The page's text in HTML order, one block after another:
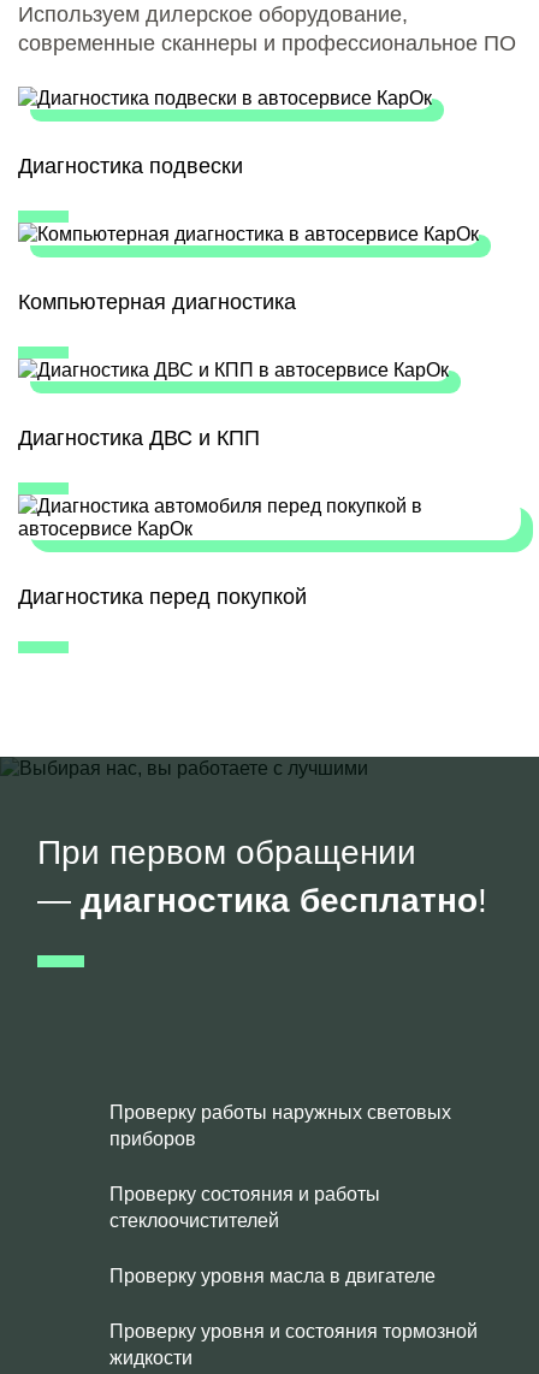
Используем дилерское оборудование,
современные сканнеры и профессиональное ПО
Диагностика подвески
Компьютерная диагностика
Диагностика ДВС и КПП
Диагностика перед покупкой
При первом обращении
— диагностика бесплатно!
Проверку работы наружных световых
приборов
Проверку состояния и работы
стеклоочистителей
Проверку уровня масла в двигателе
Проверку уровня и состояния тормозной
жидкости